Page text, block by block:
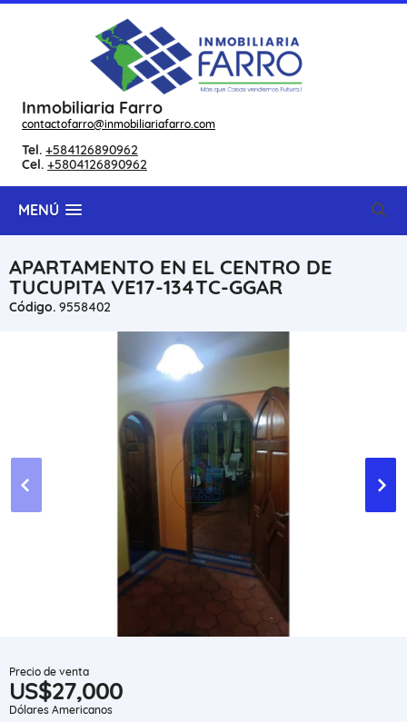
Inmobiliaria Farro
contactofarro@inmobiliariafarro.com
Tel. +584126890962
Cel. +5804126890962
MENÚ
APARTAMENTO EN EL CENTRO DE
TUCUPITA VE17-134TC-GGAR
Código. 9558402
Precio de venta
US$27,000
Dólares Americanos